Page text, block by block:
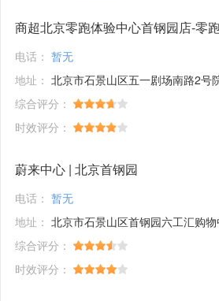
商超北京零跑体验中心首钢园店-零
电话： 暂无
地址： 北京市石景山区五一剧场南路2号
综合评分：
时效评分：
蔚来中心 | 北京首钢园
电话： 暂无
地址： 北京市石景山区首钢园六工汇购
综合评分：
时效评分：